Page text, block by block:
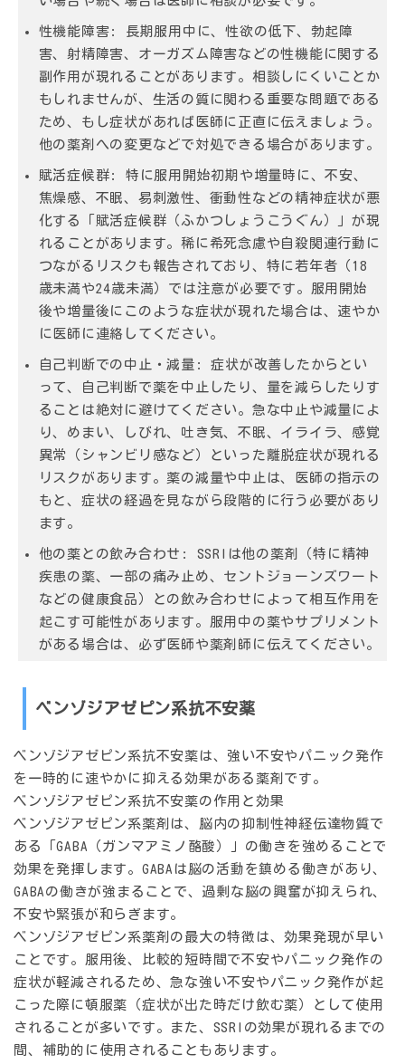
性機能障害:
長期服用中に、性欲の低下、勃起障
害、射精障害、オーガズム障害などの性機能に関する
副作用が現れることがあります。相談しにくいことか
もしれませんが、生活の質に関わる重要な問題である
ため、もし症状があれば医師に正直に伝えましょう。
他の薬剤への変更などで対処できる場合があります。
賦活症候群:
特に服用開始初期や増量時に、不安、
焦燥感、不眠、易刺激性、衝動性などの精神症状が悪
化する「賦活症候群（ふかつしょうこうぐん）」が現
れることがあります。稀に希死念慮や自殺関連行動に
つながるリスクも報告されており、特に若年者（18
歳未満や24歳未満）では注意が必要です。服用開始
後や増量後にこのような症状が現れた場合は、速やか
に医師に連絡してください。
自己判断での中止・減量:
症状が改善したからとい
って、自己判断で薬を中止したり、量を減らしたりす
ることは絶対に避けてください。急な中止や減量によ
り、めまい、しびれ、吐き気、不眠、イライラ、感覚
異常（シャンビリ感など）といった離脱症状が現れる
リスクがあります。薬の減量や中止は、医師の指示の
もと、症状の経過を見ながら段階的に行う必要があり
ます。
他の薬との飲み合わせ:
SSRIは他の薬剤（特に精神
疾患の薬、一部の痛み止め、セントジョーンズワート
などの健康食品）との飲み合わせによって相互作用を
起こす可能性があります。服用中の薬やサプリメント
がある場合は、必ず医師や薬剤師に伝えてください。
ベンゾジアゼピン系抗不安薬
ベンゾジアゼピン系抗不安薬は、強い不安やパニック発作
を一時的に速やかに抑える効果がある薬剤です。
ベンゾジアゼピン系抗不安薬の作用と効果
ベンゾジアゼピン系薬剤は、脳内の抑制性神経伝達物質で
ある「GABA（ガンマアミノ酪酸）」の働きを強めることで
効果を発揮します。GABAは脳の活動を鎮める働きがあり、
GABAの働きが強まることで、過剰な脳の興奮が抑えられ、
不安や緊張が和らぎます。
ベンゾジアゼピン系薬剤の最大の特徴は、効果発現が早い
ことです。服用後、比較的短時間で不安やパニック発作の
症状が軽減されるため、急な強い不安やパニック発作が起
こった際に頓服薬（症状が出た時だけ飲む薬）として使用
されることが多いです。また、SSRIの効果が現れるまでの
間、補助的に使用されることもあります。